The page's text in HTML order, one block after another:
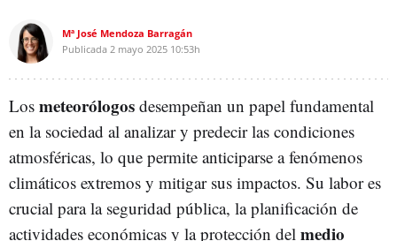
Mª José Mendoza Barragán
Publicada 2 mayo 2025 10:53h
​Los meteorólogos desempeñan un papel fundamental
en la sociedad al analizar y predecir las condiciones
atmosféricas, lo que permite anticiparse a fenómenos
climáticos extremos y mitigar sus impactos. Su labor es
crucial para la seguridad pública, la planificación de
actividades económicas y la protección del medio